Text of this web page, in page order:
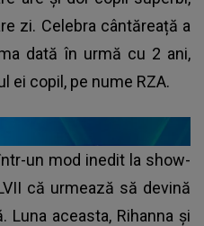
zi. Celebra cântăreață a
dată în urmă cu 2 ani,
ei copil, pe nume RZA.
un mod inedit la show-
că urmează să devină
Luna aceasta, Rihanna și